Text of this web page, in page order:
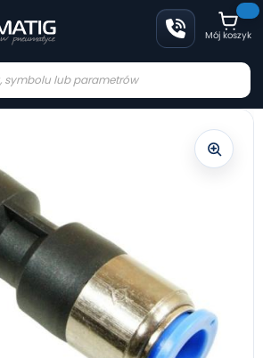
Mój koszyk